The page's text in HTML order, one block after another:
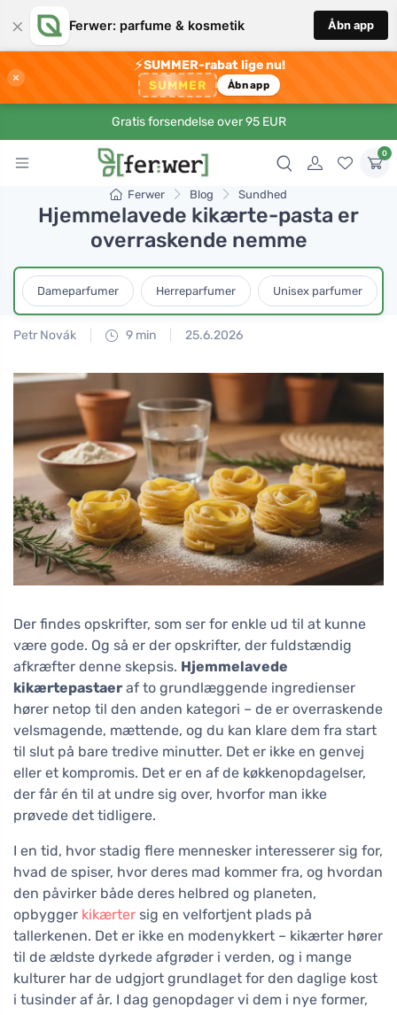
× Ferwer: parfume & kosmetik Åbn app
×
⚡SUMMER-rabat lige nu!
SUMMER Åbn app
Gratis forsendelse over 95 EUR
0
Ferwer Blog Sundhed
Hjemmelavede kikærte-pasta er
overraskende nemme
Dameparfumer Herreparfumer Unisex parfumer
Petr Novák 9 min 25.6.2026
Der findes opskrifter, som ser for enkle ud til at kunne
være gode. Og så er der opskrifter, der fuldstændig
afkræfter denne skepsis. Hjemmelavede
kikærtepastaer af to grundlæggende ingredienser
hører netop til den anden kategori – de er overraskende
velsmagende, mættende, og du kan klare dem fra start
til slut på bare tredive minutter. Det er ikke en genvej
eller et kompromis. Det er en af de køkkenopdagelser,
der får én til at undre sig over, hvorfor man ikke
prøvede det tidligere.
I en tid, hvor stadig flere mennesker interesserer sig for,
hvad de spiser, hvor deres mad kommer fra, og hvordan
den påvirker både deres helbred og planeten,
opbygger kikærter sig en velfortjent plads på
tallerkenen. Det er ikke en modenykkert – kikærter hører
til de ældste dyrkede afgrøder i verden, og i mange
kulturer har de udgjort grundlaget for den daglige kost
i tusinder af år. I dag genopdager vi dem i nye former,